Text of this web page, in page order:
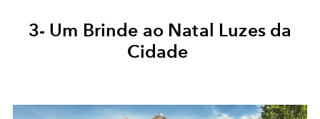
3- Um Brinde ao Natal Luzes da
Cidade